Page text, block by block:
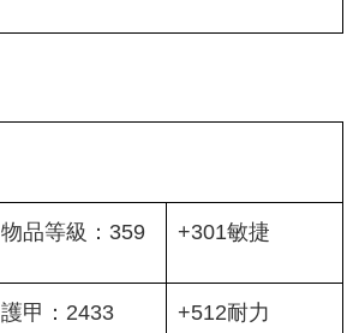
物品等級：359 +301敏捷
護甲：2433 +512耐力